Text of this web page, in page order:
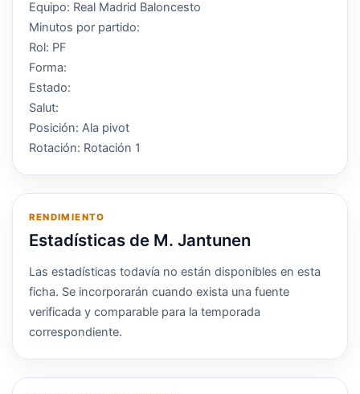
Equipo: Real Madrid Baloncesto
Minutos por partido:
Rol: PF
Forma:
Estado:
Salut:
Posición: Ala pivot
Rotación: Rotación 1
RENDIMIENTO
Estadísticas de M. Jantunen
Las estadísticas todavía no están disponibles en esta
ficha. Se incorporarán cuando exista una fuente
verificada y comparable para la temporada
correspondiente.